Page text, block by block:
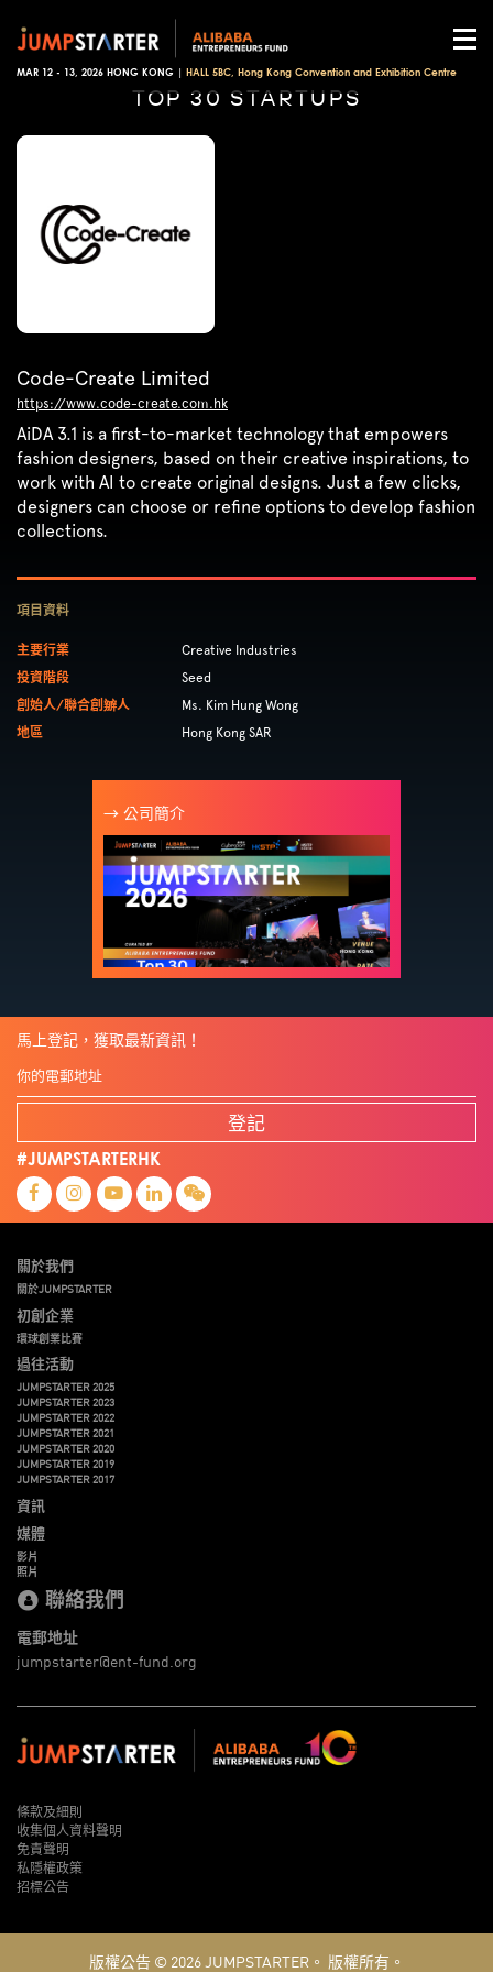
MAR 12 - 13, 2026 HONG KONG | HALL 5BC, Hong Kong Convention and Exhibition Centre
TOP 30 STARTUPS
Code-Create Limited
https://www.code-create.com.hk
AiDA 3.1 is a first-to-market technology that empowers
fashion designers, based on their creative inspirations, to
work with AI to create original designs. Just a few clicks,
designers can choose or refine options to develop fashion
collections.
項目資料
主要行業
Creative Industries
投資階段
Seed
創始人/聯合創辧人
Ms. Kim Hung Wong
地區
Hong Kong SAR
→ 公司簡介
馬上登記，獲取最新資訊！
登記
#JUMPSTARTERHK
關於我們
關於JUMPSTARTER
初創企業
環球創業比賽
過往活動
JUMPSTARTER 2025
JUMPSTARTER 2023
JUMPSTARTER 2022
JUMPSTARTER 2021
JUMPSTARTER 2020
JUMPSTARTER 2019
JUMPSTARTER 2017
資訊
媒體
影片
照片
聯絡我們
電郵地址
jumpstarter@ent-fund.org
條款及細則
收集個人資料聲明
免責聲明
私隱權政策
招標公告
版權公告 © 2026JUMPSTARTER。 版權所有。